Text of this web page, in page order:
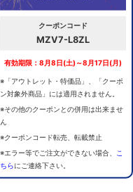
クーポンコード
MZV7-L8ZL
有効期限：8月8日(土)～8月17日(月)
※「アウトレット・特価品」、「クーポ
ン対象外商品」には適用されません。
※その他のクーポンとの併用は出来ませ
ん
※クーポンコード転売、転載禁止
※エラー等でご注文ができない場合、
こ
ちらにご連絡下さい。
採用。
吸収され、放置する
板なら湿気を効率よ
きます。常に快適で